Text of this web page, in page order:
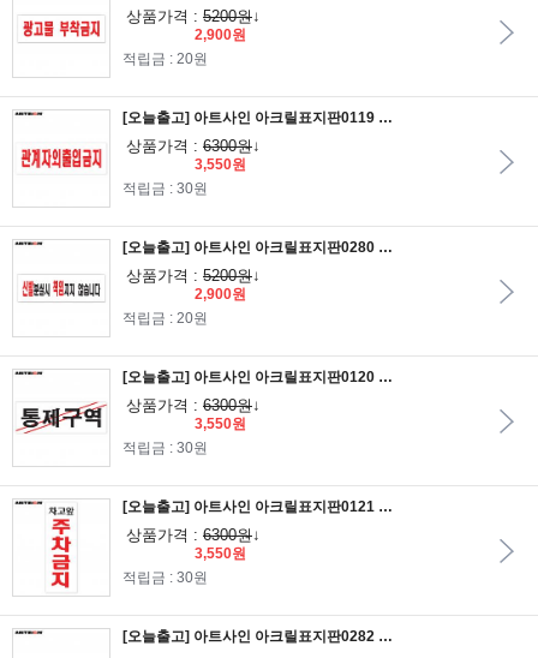
상품가격 : 5200원↓
2,900원
적립금 : 20원
[오늘출고] 아트사인 아크릴표지판0119 관계자외출입금지 27x9.5
상품가격 : 6300원↓
3,550원
적립금 : 30원
[오늘출고] 아트사인 아크릴표지판0280 신발분실시책임지지않습니다 25x8
상품가격 : 5200원↓
2,900원
적립금 : 20원
[오늘출고] 아트사인 아크릴표지판0120 통제구역 27x9.5
상품가격 : 6300원↓
3,550원
적립금 : 30원
[오늘출고] 아트사인 아크릴표지판0121 차고앞주차금지 27x9.5
상품가격 : 6300원↓
3,550원
적립금 : 30원
[오늘출고] 아트사인 아크릴표지판0282 신발을벗고들어오세요 25x8